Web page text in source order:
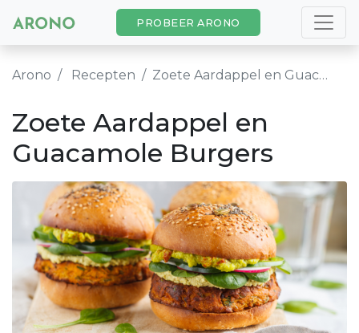
PROBEER ARONO
Arono Recepten Zoete Aardappel en Guacamole Burgers
Zoete Aardappel en
Guacamole Burgers